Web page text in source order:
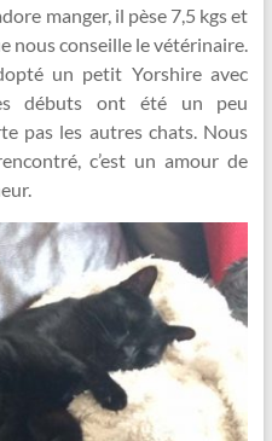
manger, il pèse 7,5 kgs et
nous conseille le vétérinaire.
un petit Yorshire avec
débuts ont été un peu
pas les autres chats. Nous
c’est un amour de